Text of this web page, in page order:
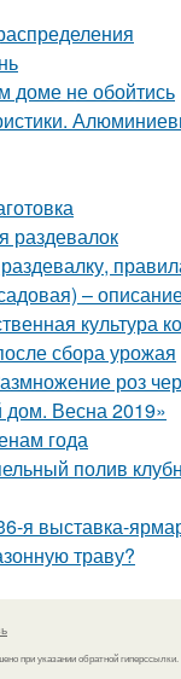
доме не обойтись
раздевалок
–
культура
сбора урожая
роз
дом. Весна 2019»
года
полив
я выставка-
траву?
при указании обратной гиперссылки.